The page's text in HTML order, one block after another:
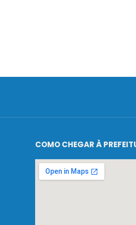
COMO CHEGAR À